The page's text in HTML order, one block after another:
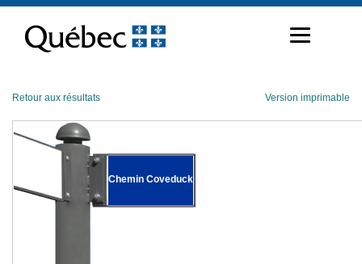
contenu
Retour aux résultats Version imprimable
Chemin Coveduck